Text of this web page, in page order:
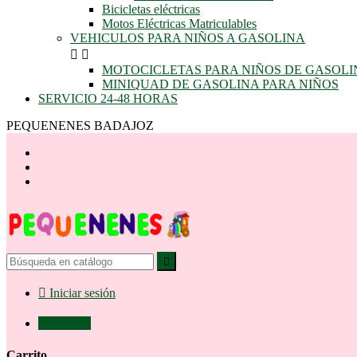
Bicicletas eléctricas
Motos Eléctricas Matriculables
VEHICULOS PARA NIÑOS A GASOLINA
 
MOTOCICLETAS PARA NIÑOS DE
MINIQUAD DE GASOLINA PARA NIÑOS
SERVICIO 24-48 HORAS
PEQUENENES BADAJOZ

 Iniciar sesión